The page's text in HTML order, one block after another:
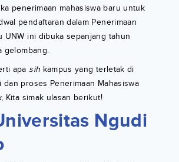
penerimaan mahasiswa baru untuk
pendaftaran dalam Penerimaan
UNW ini dibuka sepanjang tahun
gelombang.
apa sih kampus yang terletak di
dan proses Penerimaan Mahasiswa
, Kita simak ulasan berikut!
Ngudi